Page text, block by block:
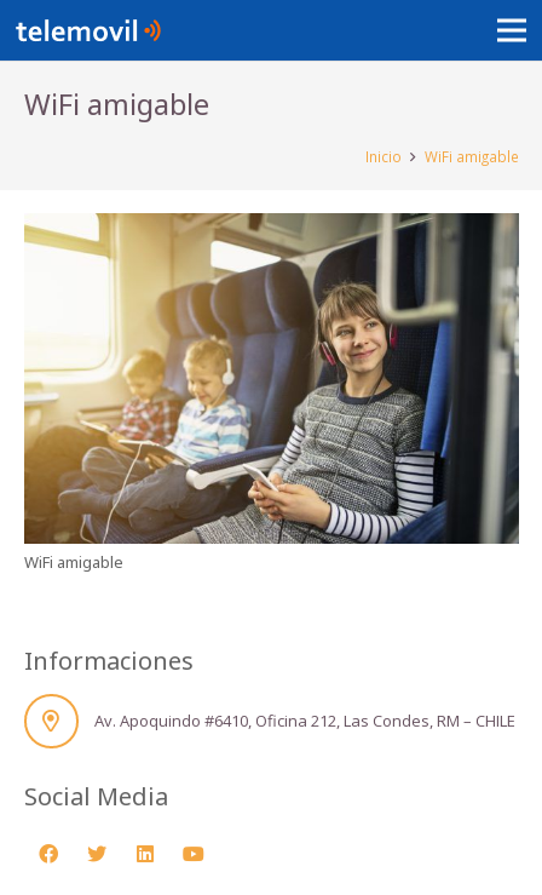
WiFi amigable
Inicio WiFi amigable
WiFi amigable
Informaciones
Av. Apoquindo #6410, Oficina 212, Las Condes, RM – CHILE
Social Media